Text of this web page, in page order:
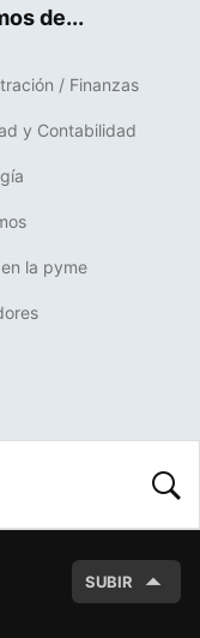
de...
/ Finanzas
y Contabilidad
la pyme
SUBIR